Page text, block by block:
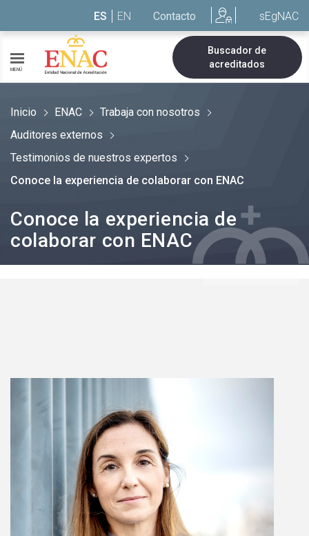
ES EN Contacto sEgNAC
MENÚ
Buscador de
acreditados
Inicio ENAC
Trabaja con nosotros
Auditores externos
Testimonios de nuestros expertos
Conoce la experiencia de colaborar con ENAC
Conoce la experiencia de
colaborar con ENAC